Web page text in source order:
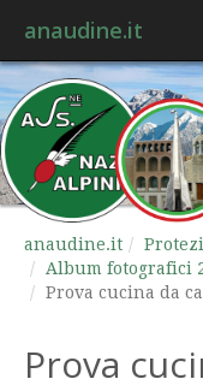
anaudine.it
anaudine.it
Album fotografici
Prova cucina da
Prova